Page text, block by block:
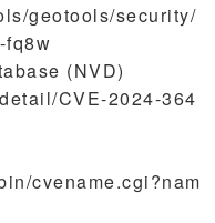
geotools/security/
fq8w
(NVD)
CVE-2024-364
cvename.cgi?nam